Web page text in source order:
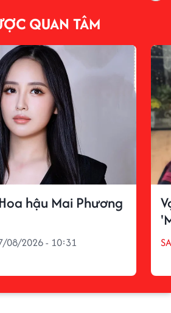
QUAN TÂM
hậu Mai Phương
08/2026 - 10:31